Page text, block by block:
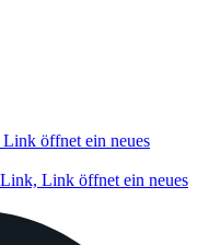
öffnet ein neues
Link öffnet ein neues